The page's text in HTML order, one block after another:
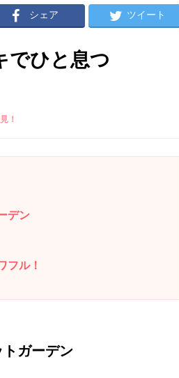
シェア ツイート
でひと息つ
！
デン
フル！
ガーデン